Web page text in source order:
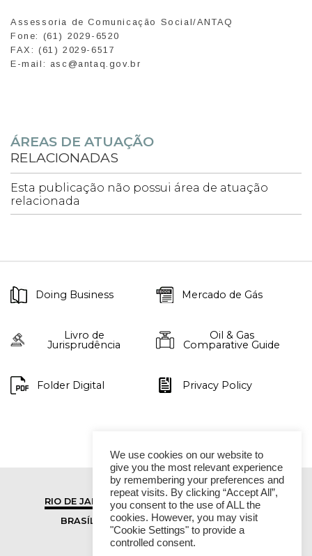
Assessoria de Comunicação Social/ANTAQ
Fone: (61) 2029-6520
FAX: (61) 2029-6517
E-mail: asc@antaq.gov.br
ÁREAS DE ATUAÇÃO
RELACIONADAS
Esta publicação não possui área de atuação
relacionada
Doing Business Mercado de Gás
Livro de
Jurisprudência
Oil & Gas
Comparative Guide
Folder Digital Privacy Policy
RIO DE JANEIRO
SÃO PAULO
BRASÍLIA
VITÓRIA
We use cookies on our website to
give you the most relevant experience
by remembering your preferences and
repeat visits. By clicking “Accept All”,
you consent to the use of ALL the
cookies. However, you may visit
"Cookie Settings" to provide a
controlled consent.